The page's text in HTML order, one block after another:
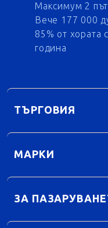
Максимум 2
Вече 177 000
85% от хората
година
ТЪРГОВИЯ
МАРКИ
ЗА